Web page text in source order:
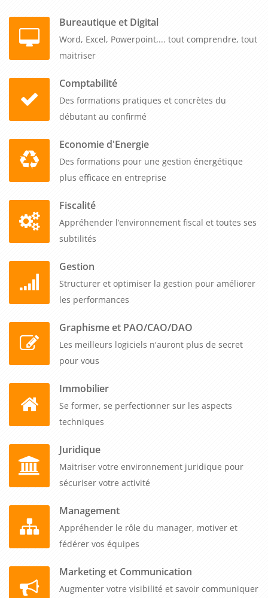
permettra de vous démarquer sur le marché, de répondre
aux besoins de vos clients et de conclure des transactions
Bureautique et Digital
Word, Excel, Powerpoint,... tout comprendre, tout
maitriser
Comptabilité
Des formations pratiques et concrètes du
débutant au confirmé
Economie d'Energie
Des formations pour une gestion énergétique
plus efficace en entreprise
Fiscalité
Appréhender l’environnement fiscal et toutes ses
subtilités
Gestion
Structurer et optimiser la gestion pour améliorer
les performances
Graphisme et PAO/CAO/DAO
Les meilleurs logiciels n'auront plus de secret
pour vous
Immobilier
Se former, se perfectionner sur les aspects
techniques
Juridique
Maitriser votre environnement juridique pour
sécuriser votre activité
Management
Appréhender le rôle du manager, motiver et
fédérer vos équipes
Marketing et Communication
Augmenter votre visibilité et savoir communiquer